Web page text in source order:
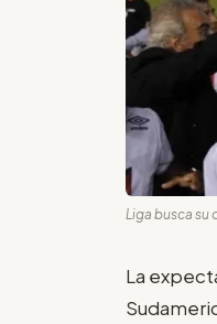
Liga busca
La